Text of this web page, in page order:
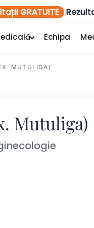
GRATUITE |
Echipa
MUTULIGA)
Mutuliga)